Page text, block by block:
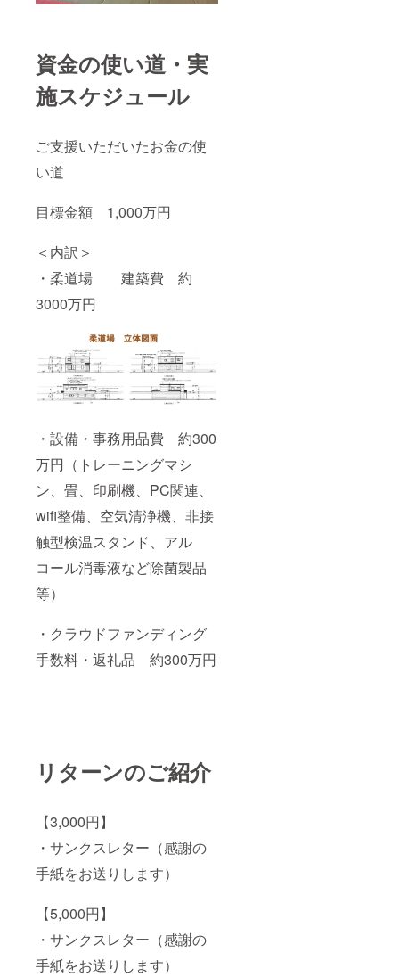
資金の使い道・実
施スケジュール
ご支援いただいたお金の使
い道
目標金額 1,000万円
＜内訳＞
・柔道場 建築費 約
3000万円
・設備・事務用品費 約300
万円（トレーニングマシ
ン、畳、印刷機、PC関連、
wifi整備、空気清浄機、非接
触型検温スタンド、アル
コール消毒液など除菌製品
等）
・クラウドファンディング
手数料・返礼品 約300万円
リターンのご紹介
【3,000円】
・サンクスレター（感謝の
手紙をお送りします）
【5,000円】
・サンクスレター（感謝の
手紙をお送りします）